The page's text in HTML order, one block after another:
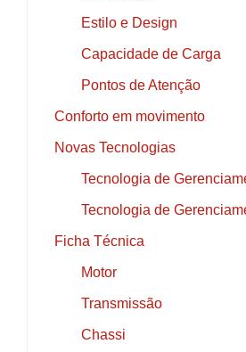
Estilo e Design
Capacidade de Carga
Pontos de Atenção
Conforto em movimento
Novas Tecnologias
Tecnologia de
Tecnologia de
Ficha Técnica
Motor
Transmissão
Chassi